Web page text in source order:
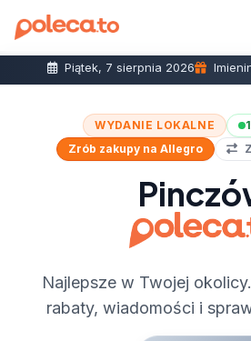
Piątek, 7 sierpnia 2026
WYDANIE LOKALNE
Zrób zakupy na Allegro
Najlepsze w Twojej
rabaty, wiadomości i